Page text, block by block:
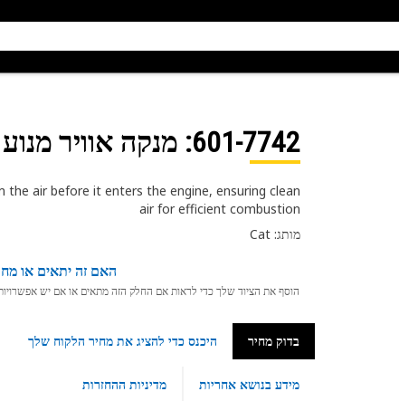
601-7742: מנקה אוויר מנוע
air before it enters the engine, ensuring clean
air for efficient combustion
מותג: Cat
האם זה יתאים או
הוסף את הציוד שלך כדי לראות אם החלק הזה מתאים או אם יש אפשרויות
בדוק מחיר היכנס כדי להציג את מחיר הלקוח שלך
מידע בנושא אחריות מדיניות ההחזרות